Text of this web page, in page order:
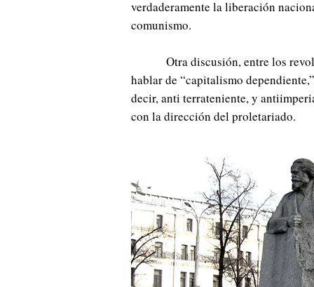
verdaderamente la liberación
comunismo.
Otra discusión, entre los
hablar de “capitalismo
decir, anti terrateniente, y
con la dirección del proletariado.